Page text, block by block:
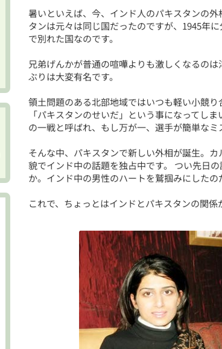
暑いといえば、今、インド人のパキスタンの
タンは元々は同じ国だったのですが、1945年
で別れた国なのです。
兄弟げんかが普通の喧嘩よりも激しくなるの
ぶりは大変有名です。
領土問題のある北部地域ではいつも軽い小競
「パキスタンのせいだ」という事になってし
の一戦と呼ばれ、もし万が一、選手が簡単な
そんな中、パキスタンで新しい外相が誕生。
貌でインド中の話題を独占中です。 つい先日
か。インド中の男性のハートを鷲掴みにしたの
これで、ちょっとはインドとパキスタンの関係